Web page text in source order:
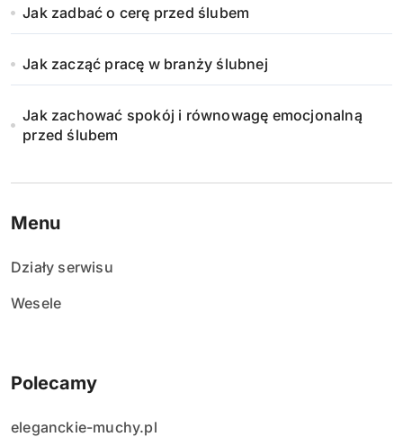
Jak zadbać o cerę przed ślubem
Jak zacząć pracę w branży ślubnej
Jak zachować spokój i równowagę emocjonalną
przed ślubem
Menu
Działy serwisu
Wesele
Polecamy
eleganckie-muchy.pl